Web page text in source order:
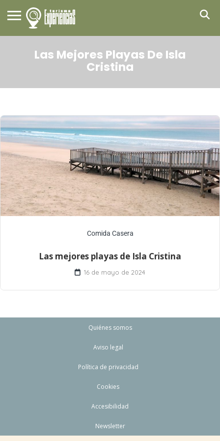
Las Mejores Playas De Isla
Cristina
Comida Casera
Las mejores playas de Isla Cristina
16 de mayo de 2024
Quiénes somos
Aviso legal
Política de privacidad
Cookies
Accesibilidad
Newsletter